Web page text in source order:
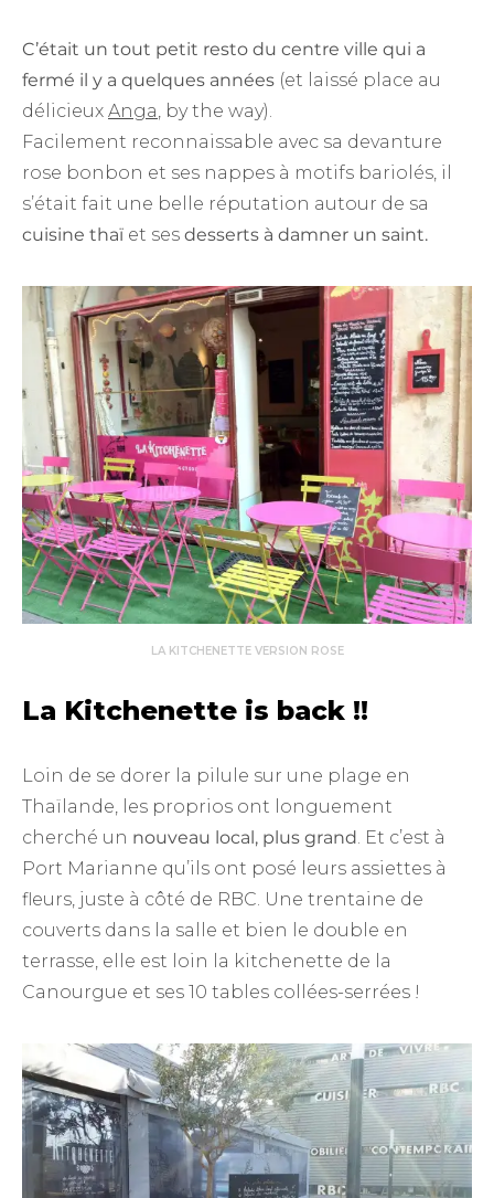
C’était un tout petit resto du centre ville qui a
fermé il y a quelques années (et laissé place au
délicieux Anga, by the way).
Facilement reconnaissable avec sa devanture
rose bonbon et ses nappes à motifs bariolés, il
s’était fait une belle réputation autour de sa
cuisine thaï et ses desserts à damner un saint.
LA KITCHENETTE VERSION ROSE
La Kitchenette is back !!
Loin de se dorer la pilule sur une plage en
Thaïlande, les proprios ont longuement
cherché un nouveau local, plus grand. Et c’est à
Port Marianne qu’ils ont posé leurs assiettes à
fleurs, juste à côté de RBC. Une trentaine de
couverts dans la salle et bien le double en
terrasse, elle est loin la kitchenette de la
Canourgue et ses 10 tables collées-serrées !